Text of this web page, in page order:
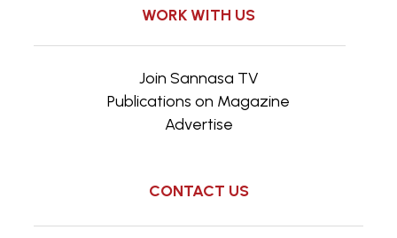
WORK WITH US
Join Sannasa TV
Publications on Magazine
Advertise
CONTACT US